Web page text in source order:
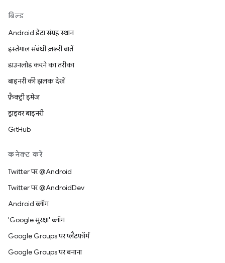
बिल्ड
Android डेटा संग्रह स्थान
इस्तेमाल संबंधी ज़रूरी बातें
डाउनलोड करने का तरीका
बाइनरी की झलक देखें
फ़ैक्ट्री इमेज
ड्राइवर बाइनरी
GitHub
कनेक्ट करें
Twitter पर @Android
Twitter पर @AndroidDev
Android ब्लॉग
'Google सुरक्षा' ब्लॉग
Google Groups पर प्लैटफ़ॉर्म
Google Groups पर बनाना